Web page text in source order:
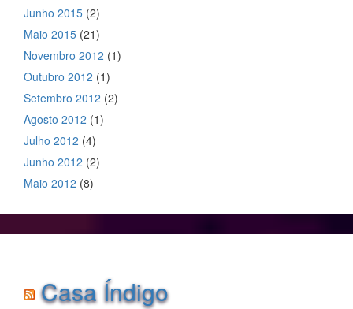
Junho 2015 (2)
Maio 2015 (21)
Novembro 2012 (1)
Outubro 2012 (1)
Setembro 2012 (2)
Agosto 2012 (1)
Julho 2012 (4)
Junho 2012 (2)
Maio 2012 (8)
Casa Índigo